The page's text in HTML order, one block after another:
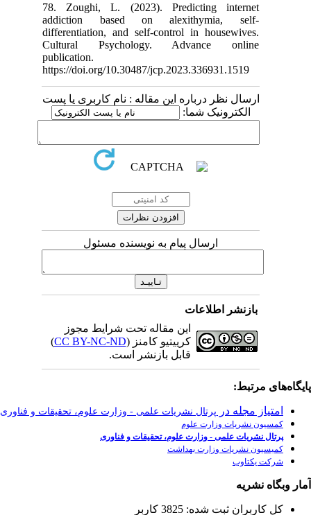
78. Zoughi,
addiction
differentiation,
Cultural
https://doi.org/
کاربری یا پست
CC BY-NC-
)
علوم، تحقیقات و فناوری